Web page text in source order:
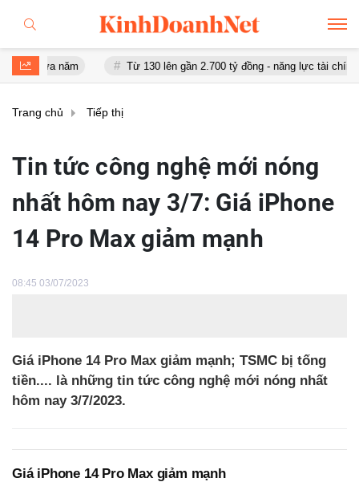
Từ 130 lên gần 2.700 tỷ đồng - năng lực tài chính của
Trang chủ Tiếp thị
Tin tức công nghệ mới nóng
nhất hôm nay 3/7: Giá iPhone
14 Pro Max giảm mạnh
08:45 03/07/2023
Giá iPhone 14 Pro Max giảm mạnh; TSMC bị tống
tiền.... là những tin tức công nghệ mới nóng nhất
hôm nay 3/7/2023.
Giá iPhone 14 Pro Max giảm mạnh